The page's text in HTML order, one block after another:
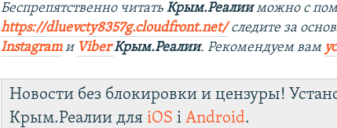
Беспрепятственно читатьКрым.Реалииможно с
https://dluevcty8357g.cloudfront.net/ следите за
Instagramи Viber Крым.Реалии. Рекомендуем вам
Новости без блокировки и цензуры!
Крым.Реалии дляiOS іAndroid.